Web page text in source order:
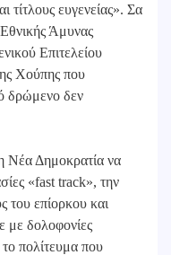
τίτλους ευγενείας». Σα
Άμυνας
Επιτελείου
Χούπης που
δρώμενο δεν
Νέα Δημοκρατία να
«fast track», την
του επίορκου και
με δολοφονίες
πολίτευμα που